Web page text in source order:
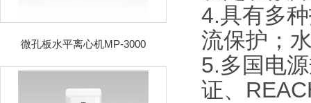
微孔板水平离心机MP-3000
4.具有多
流保护；
5.多国电
证、